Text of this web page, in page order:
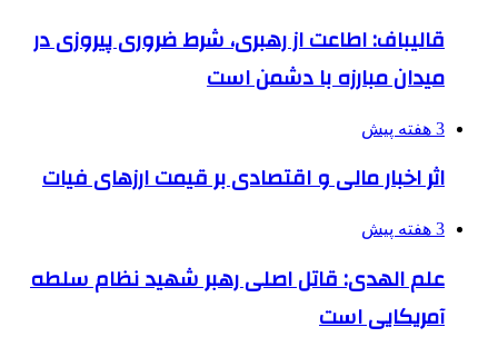
قالیباف: اطاعت از رهبری، شرط ضروری پیروزی در
میدان مبارزه با دشمن است
3 هفته پیش
اثر اخبار مالی و اقتصادی بر قیمت ارزهای فیات
3 هفته پیش
علم الهدی: قاتل اصلی رهبر شهید نظام سلطه
آمریکایی است